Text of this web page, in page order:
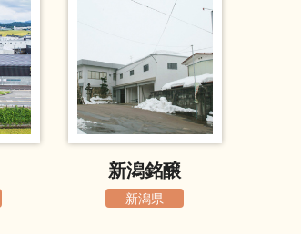
新潟銘醸
新潟県